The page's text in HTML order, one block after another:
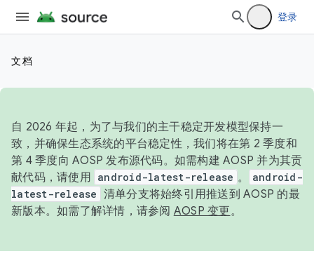
登录
文档
自 2026 年起，为了与我们的主干稳定开发模型保持一
致，并确保生态系统的平台稳定性，我们将在第 2 季度和
第 4 季度向 AOSP 发布源代码。如需构建 AOSP 并为其贡
献代码，请使用 android-latest-release 。
android-
latest-release 清单分支将始终引用推送到 AOSP 的最
新版本。如需了解详情，请参阅 AOSP 变更。